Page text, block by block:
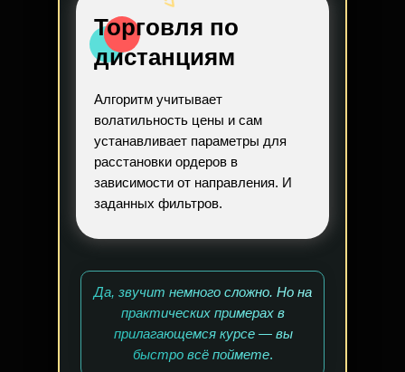
Да, звучит немного сложно. Но на
практических примерах в
прилагающемся курсе — вы
быстро всё поймете.
Алгоритм учитывает
волатильность цены и сам
устанавливает параметры для
расстановки ордеров в
зависимости от направления. И
заданных фильтров.
Торговля по
дистанциям